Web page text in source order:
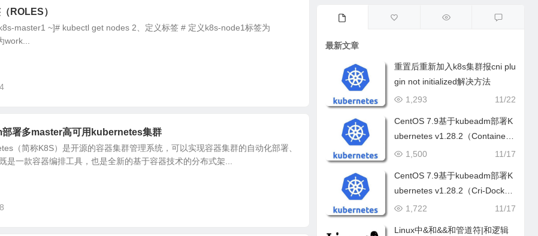
ROLES）
master1 ~]# kubectl get nodes 2、定义标签 # 定义k8s-node1标签为
署多master高可用kubernetes集群
（简称K8S）是开源的容器集群管理系统，可以实现容器集群的自动化部署、
是一款容器编排工具，也是全新的基于容器技术的分布式架...
最新文章
重置后重新加入k8s集群报cni plu
gin not initialized解决方法
11/22
1,293
CentOS 7.9基于kubeadm部署K
ubernetes v1.28.2（Container
d）
11/17
1,500
CentOS 7.9基于kubeadm部署K
ubernetes v1.28.2（Cri-Docker
d）
11/17
1,722
Linux中&和&&和管道符|和逻辑